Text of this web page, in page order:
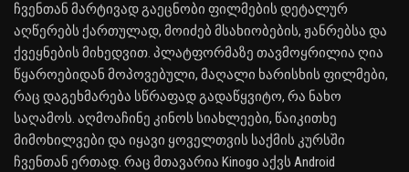
ჩვენთან მარტივად გაეცნობი ფილმების დეტალურ
აღწერებს ქართულად, მოიძებ მსახიობების, ჟანრებსა და
ქვეყნების მიხედვით. პლატფორმაზე თავმოყრილია ღია
წყაროებიდან მოპოვებული, მაღალი ხარისხის ფილმები,
რაც დაგეხმარება სწრაფად გადაწყვიტო, რა ნახო
საღამოს. აღმოაჩინე კინოს სიახლეები, წაიკითხე
მიმოხილვები და იყავი ყოველთვის საქმის კურსში
ჩვენთან ერთად. რაც მთავარია Kinogo აქვს Android